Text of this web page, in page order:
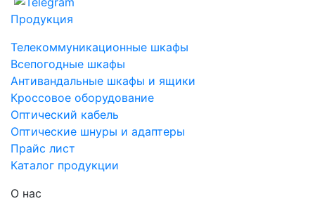
Продукция
Телекоммуникационные шкафы
Всепогодные шкафы
Антивандальные шкафы и ящики
Кроссовое оборудование
Оптический кабель
Оптические шнуры и адаптеры
Прайс лист
Каталог продукции
О нас